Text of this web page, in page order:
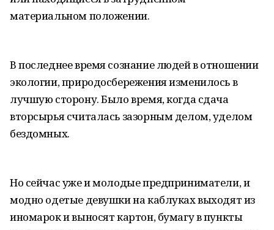
материальном положении.
В последнее время сознание людей в отношении
экологии, природосбережения изменилось в
лучшую сторону. Было время, когда сдача
вторсырья считалась зазорным делом, уделом
бездомных.
Но сейчас уже и молодые предприниматели, и
модно одетые девушки на каблуках выходят из
иномарок и выносят картон, бумагу в пункты